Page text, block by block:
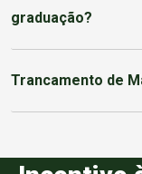
graduação?
Trancamento de